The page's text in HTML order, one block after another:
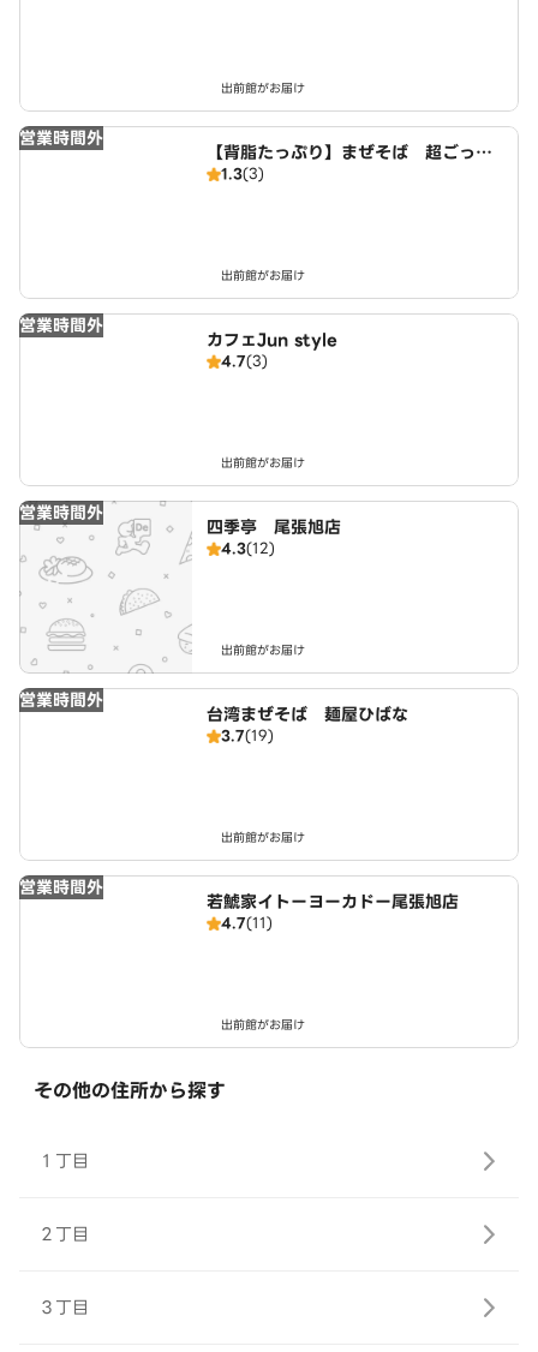
出前館がお届け
営業時間外
【背脂たっぷり】まぜそば 超ごって
り麺 ごっつ 井田町3丁目店
1.3(3)
出前館がお届け
営業時間外
カフェJun style
4.7(3)
出前館がお届け
営業時間外
四季亭 尾張旭店
4.3(12)
出前館がお届け
営業時間外
台湾まぜそば 麺屋ひばな
3.7(19)
出前館がお届け
営業時間外
若鯱家イトーヨーカドー尾張旭店
4.7(11)
出前館がお届け
その他の住所から探す
１丁目
２丁目
３丁目